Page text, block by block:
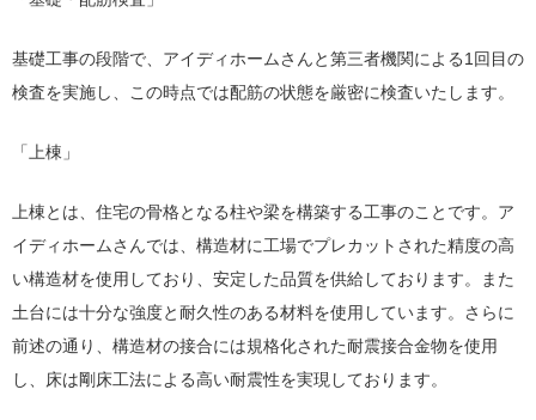
基礎工事の段階で、アイディホームさんと第三者機関による1回目の
検査を実施し、この時点では配筋の状態を厳密に検査いたします。
「上棟」
上棟とは、住宅の骨格となる柱や梁を構築する工事のことです。ア
イディホームさんでは、構造材に工場でプレカットされた精度の高
い構造材を使用しており、安定した品質を供給しております。また
土台には十分な強度と耐久性のある材料を使用しています。さらに
前述の通り、構造材の接合には規格化された耐震接合金物を使用
し、床は剛床工法による高い耐震性を実現しております。